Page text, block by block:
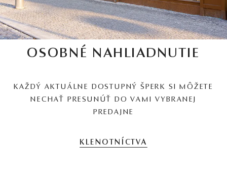
OSOBNÉ NAHLIADNUTIE
KAŽDÝ AKTUÁLNE DOSTUPNÝ ŠPERK SI MÔŽETE
NECHAŤ PRESUNÚŤ DO VAMI VYBRANEJ
PREDAJNE
KLENOTNÍCTVA